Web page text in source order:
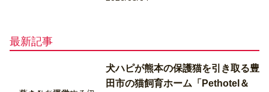
最新記事
犬ハピが熊本の保護猫を引き取る豊
田市の猫飼育ホーム「Pethotel＆